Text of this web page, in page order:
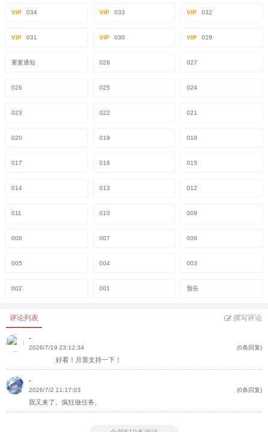
VIP 034 VIP 033 VIP 032
VIP 031 VIP 030 VIP 029
重要通知 028 027
026 025 024
023 022 021
020 019 018
017 016 015
014 013 012
011 010 009
008 007 006
005 004 003
002 001 预告
评论列表 撰写评论
-
2026/7/19 23:12:34 (0条回复)
好看！月票支持一下！
-
2026/7/2 11:17:03 (0条回复)
我又来了。疯狂做任务。